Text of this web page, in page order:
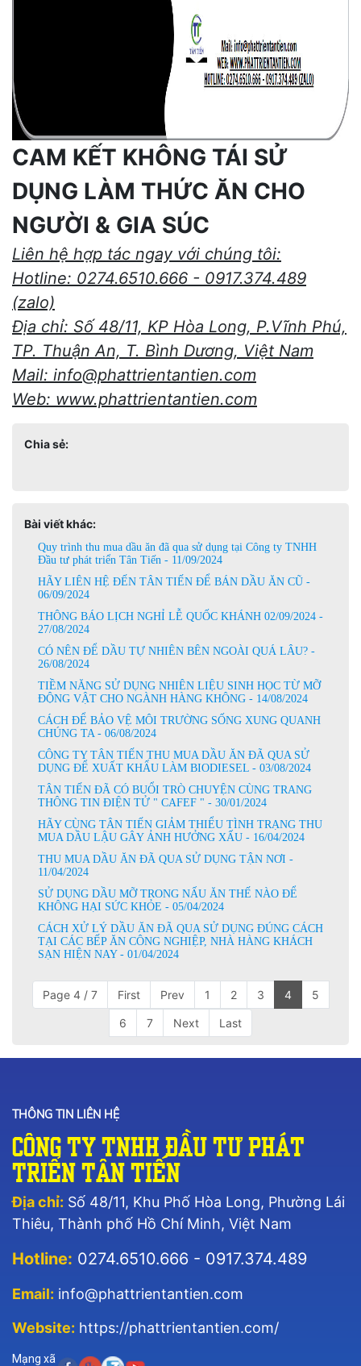
CAM KẾT KHÔNG TÁI SỬ
DỤNG LÀM THỨC ĂN CHO
NGƯỜI & GIA SÚC
Liên hệ hợp tác ngay với chúng tôi:
Hotline: 0274.6510.666 - 0917.374.489
(zalo)
Địa chỉ: Số 48/11, KP Hòa Long, P.Vĩnh Phú,
TP. Thuận An, T. Bình Dương, Việt Nam
Mail: info@phattrientantien.com
Web: www.phattrientantien.com
Chia sẻ:
Bài viết khác:
Quy trình thu mua dầu ăn đã qua sử dụng tại Công ty TNHH
Đầu tư phát triển Tân Tiến - 11/09/2024
HÃY LIÊN HỆ ĐẾN TÂN TIẾN ĐỂ BÁN DẦU ĂN CŨ -
06/09/2024
THÔNG BÁO LỊCH NGHỈ LỄ QUỐC KHÁNH 02/09/2024 -
27/08/2024
CÓ NÊN ĐỂ DẦU TỰ NHIÊN BÊN NGOÀI QUÁ LÂU? -
26/08/2024
TIỀM NĂNG SỬ DỤNG NHIÊN LIỆU SINH HỌC TỪ MỠ
ĐỘNG VẬT CHO NGÀNH HÀNG KHÔNG - 14/08/2024
CÁCH ĐỂ BẢO VỆ MÔI TRƯỜNG SỐNG XUNG QUANH
CHÚNG TA - 06/08/2024
CÔNG TY TÂN TIẾN THU MUA DẦU ĂN ĐÃ QUA SỬ
DỤNG ĐỂ XUẤT KHẨU LÀM BIODIESEL - 03/08/2024
TÂN TIẾN ĐÃ CÓ BUỔI TRÒ CHUYỆN CÙNG TRANG
THÔNG TIN ĐIỆN TỬ " CAFEF " - 30/01/2024
HÃY CÙNG TÂN TIẾN GIẢM THIỂU TÌNH TRẠNG THU
MUA DẦU LẬU GÂY ẢNH HƯỞNG XẤU - 16/04/2024
THU MUA DẦU ĂN ĐÃ QUA SỬ DỤNG TẬN NƠI -
11/04/2024
SỬ DỤNG DẦU MỠ TRONG NẤU ĂN THẾ NÀO ĐỂ
KHÔNG HẠI SỨC KHỎE - 05/04/2024
CÁCH XỬ LÝ DẦU ĂN ĐÃ QUA SỬ DỤNG ĐÚNG CÁCH
TẠI CÁC BẾP ĂN CÔNG NGHIỆP, NHÀ HÀNG KHÁCH
SẠN HIỆN NAY - 01/04/2024
Page 4 / 7 First Prev 1 2 3 4 5
6 7 Next Last
THÔNG TIN LIÊN HỆ
Công Ty TNHH Đầu Tư Phát
Triển Tân Tiến
Địa chỉ: Số 48/11, Khu Phố Hòa Long, Phường Lái
Thiêu, Thành phố Hồ Chí Minh, Việt Nam
Hotline: 0274.6510.666 - 0917.374.489
Email: info@phattrientantien.com
Website: https://phattrientantien.com/
Mạng xã